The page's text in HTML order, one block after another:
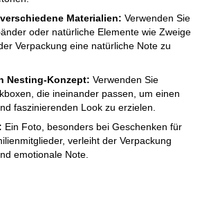
Materialien: Verwenden Sie
oder natürliche Elemente wie Zweige
Verpackung eine natürliche Note zu
Nesting-Konzept: Verwenden Sie
die ineinander passen, um einen
faszinierenden Look zu erzielen.
Ein Foto, besonders bei Geschenken für
verleiht der Verpackung
emotionale Note.